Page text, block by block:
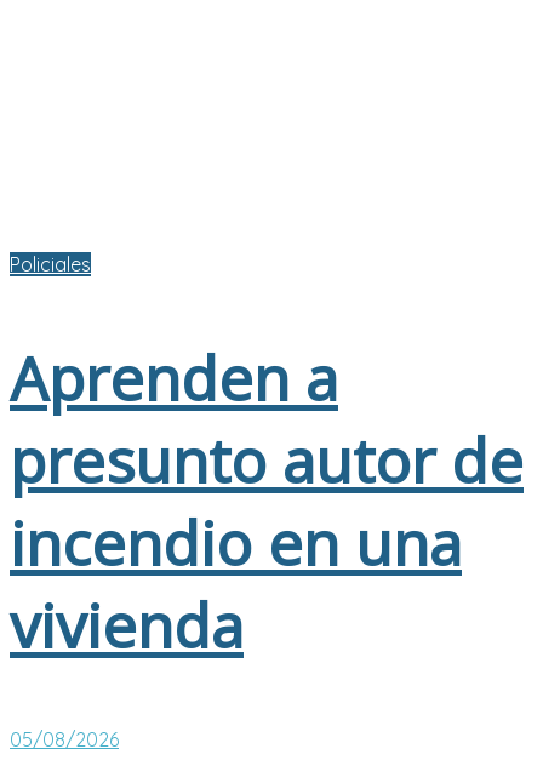
Policiales
Aprenden a
presunto autor de
incendio en una
vivienda
05/08/2026